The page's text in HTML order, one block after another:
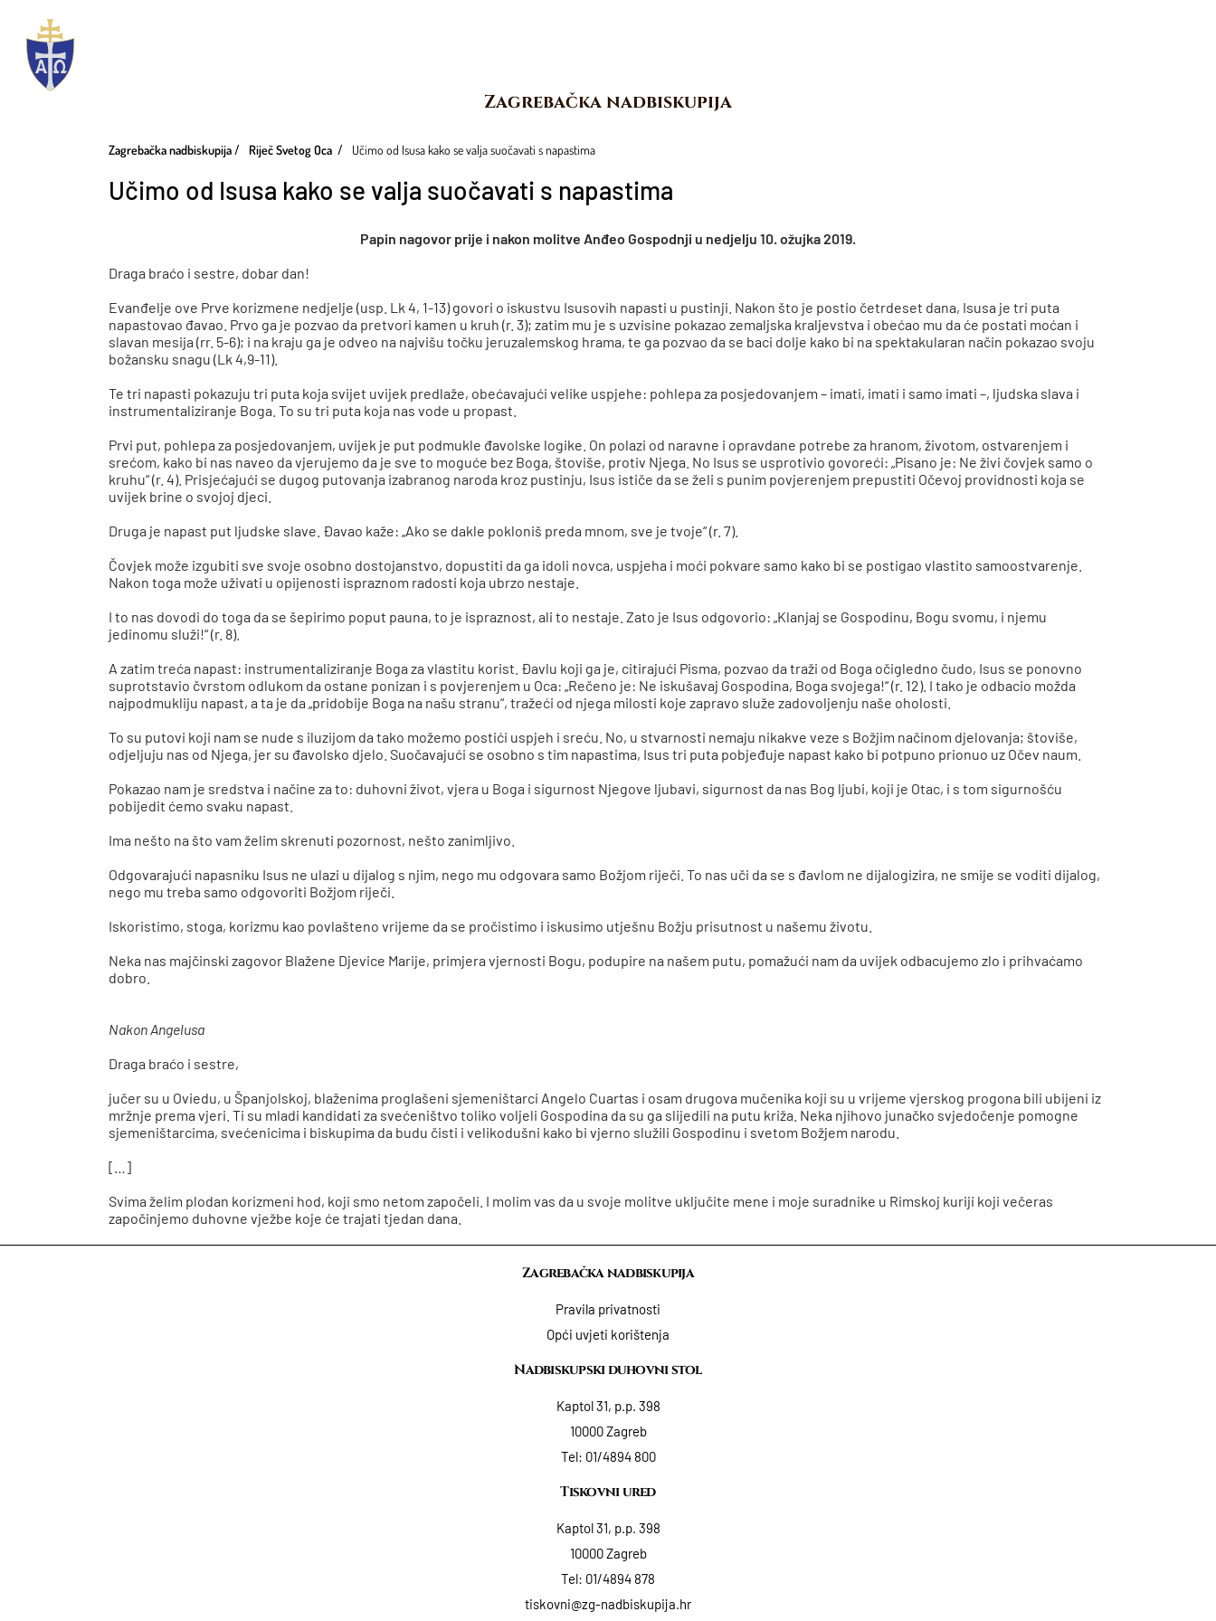
Zagrebačka nadbiskupija
Zagrebačka nadbiskupija Riječ Svetog Oca Učimo od Isusa kako se valja suočavati s napastima
Učimo od Isusa kako se valja suočavati s napastima
Papin nagovor prije i nakon molitve Anđeo Gospodnji u nedjelju 10. ožujka 2019.
Draga braćo i sestre, dobar dan!
Evanđelje ove Prve korizmene nedjelje (usp. Lk 4, 1-13) govori o iskustvu Isusovih napasti u pustinji. Nakon što je postio četrdeset dana, Isusa je tri puta
napastovao đavao. Prvo ga je pozvao da pretvori kamen u kruh (r. 3); zatim mu je s uzvisine pokazao zemaljska kraljevstva i obećao mu da će postati moćan i
slavan mesija (rr. 5-6); i na kraju ga je odveo na najvišu točku jeruzalemskog hrama, te ga pozvao da se baci dolje kako bi na spektakularan način pokazao svoju
božansku snagu (Lk 4,9-11).
Te tri napasti pokazuju tri puta koja svijet uvijek predlaže, obećavajući velike uspjehe: pohlepa za posjedovanjem – imati, imati i samo imati –, ljudska slava i
instrumentaliziranje Boga. To su tri puta koja nas vode u propast.
Prvi put, pohlepa za posjedovanjem, uvijek je put podmukle đavolske logike. On polazi od naravne i opravdane potrebe za hranom, životom, ostvarenjem i
srećom, kako bi nas naveo da vjerujemo da je sve to moguće bez Boga, štoviše, protiv Njega. No Isus se usprotivio govoreći: „Pisano je: Ne živi čovjek samo o
kruhu“ (r. 4). Prisjećajući se dugog putovanja izabranog naroda kroz pustinju, Isus ističe da se želi s punim povjerenjem prepustiti Očevoj providnosti koja se
uvijek brine o svojoj djeci.
Druga je napast put ljudske slave. Đavao kaže: „Ako se dakle pokloniš preda mnom, sve je tvoje“ (r. 7).
Čovjek može izgubiti sve svoje osobno dostojanstvo, dopustiti da ga idoli novca, uspjeha i moći pokvare samo kako bi se postigao vlastito samoostvarenje.
Nakon toga može uživati u opijenosti ispraznom radosti koja ubrzo nestaje.
I to nas dovodi do toga da se šepirimo poput pauna, to je ispraznost, ali to nestaje. Zato je Isus odgovorio: „Klanjaj se Gospodinu, Bogu svomu, i njemu
jedinomu služi!“ (r. 8).
A zatim treća napast: instrumentaliziranje Boga za vlastitu korist. Đavlu koji ga je, citirajući Pisma, pozvao da traži od Boga očigledno čudo, Isus se ponovno
suprotstavio čvrstom odlukom da ostane ponizan i s povjerenjem u Oca: „Rečeno je: Ne iskušavaj Gospodina, Boga svojega!“ (r. 12). I tako je odbacio možda
najpodmukliju napast, a ta je da „pridobije Boga na našu stranu“, tražeći od njega milosti koje zapravo služe zadovoljenju naše oholosti.
To su putovi koji nam se nude s iluzijom da tako možemo postići uspjeh i sreću. No, u stvarnosti nemaju nikakve veze s Božjim načinom djelovanja; štoviše,
odjeljuju nas od Njega, jer su đavolsko djelo. Suočavajući se osobno s tim napastima, Isus tri puta pobjeđuje napast kako bi potpuno prionuo uz Očev naum.
Pokazao nam je sredstva i načine za to: duhovni život, vjera u Boga i sigurnost Njegove ljubavi, sigurnost da nas Bog ljubi, koji je Otac, i s tom sigurnošću
pobijedit ćemo svaku napast.
Ima nešto na što vam želim skrenuti pozornost, nešto zanimljivo.
Odgovarajući napasniku Isus ne ulazi u dijalog s njim, nego mu odgovara samo Božjom riječi. To nas uči da se s đavlom ne dijalogizira, ne smije se voditi dijalog,
nego mu treba samo odgovoriti Božjom riječi.
Iskoristimo, stoga, korizmu kao povlašteno vrijeme da se pročistimo i iskusimo utješnu Božju prisutnost u našemu životu.
Neka nas majčinski zagovor Blažene Djevice Marije, primjera vjernosti Bogu, podupire na našem putu, pomažući nam da uvijek odbacujemo zlo i prihvaćamo
dobro.
Nakon Angelusa
Draga braćo i sestre,
jučer su u Oviedu, u Španjolskoj, blaženima proglašeni sjemeništarci Angelo Cuartas i osam drugova mučenika koji su u vrijeme vjerskog progona bili ubijeni iz
mržnje prema vjeri. Ti su mladi kandidati za svećeništvo toliko voljeli Gospodina da su ga slijedili na putu križa. Neka njihovo junačko svjedočenje pomogne
sjemeništarcima, svećenicima i biskupima da budu čisti i velikodušni kako bi vjerno služili Gospodinu i svetom Božjem narodu.
[…]
Svima želim plodan korizmeni hod, koji smo netom započeli. I molim vas da u svoje molitve uključite mene i moje suradnike u Rimskoj kuriji koji večeras
započinjemo duhovne vježbe koje će trajati tjedan dana.
Zagrebačka nadbiskupija
Pravila privatnosti
Opći uvjeti korištenja
Nadbiskupski duhovni stol
Kaptol 31, p.p. 398
10000 Zagreb
Tel: 01/4894 800
Tiskovni ured
Kaptol 31, p.p. 398
10000 Zagreb
Tel: 01/4894 878
tiskovni@zg-nadbiskupija.hr